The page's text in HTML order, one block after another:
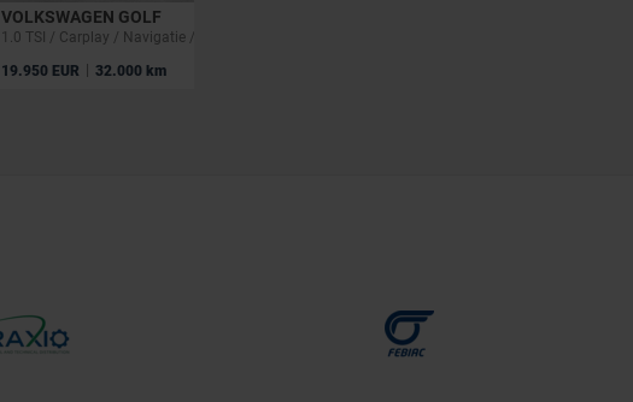
VOLKSWAGEN GOLF
19.950 EUR | 32.000 km